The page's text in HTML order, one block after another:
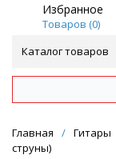
Избранное
Товаров (0)
Каталог товаров
Главная / Гитары
струны)